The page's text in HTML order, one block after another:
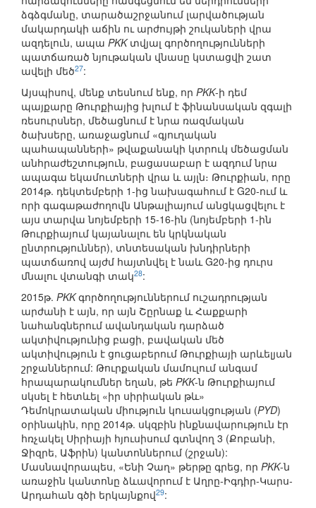
ձգձգմանը, տարածաշրջանում լարվածության
մակարդակի աճին ու արժույթի շուկաների վրա
ազդելուն, ապա PKKտվյալ գործողությունների
պատճառած նյութական վնասը կստացվի շատ
ավելի մեծ27:
Այսպիսով, մենք տեսնում ենք, որ PKK-ի դեմ
պայքարը Թուրքիայից խլում է ֆինանսական զգալի
ռեսուրսներ, մեծացնում է նրա ռազմական
ծախսերը, առաջացնում «գյուղական
պահապանների» թվաքանակի կտրուկ մեծացման
անհրաժեշտություն, բացասաբար է ազդում նրա
ապագա եկամուտների վրա և այլն։ Թուրքիան, որը
2014թ. դեկտեմբերի 1-ից նախագահում է G20-ում և
որի գագաթաժողովն Անթալիայում անցկացվելու է
այս տարվա նոյեմբերի 15-16-ին (նոյեմբերի 1-ին
Թուրքիայում կայանալու են կրկնական
ընտրություններ), տնտեսական խնդիրների
պատճառով այժմ հայտնվել է նաև G20-ից դուրս
մնալու վտանգի տակ28:
2015թ. PKKգործողություններում ուշադրության
արժանի է այն, որ այն Շըրնաք և Հաքքարի
նահանգներում ավանդական դարձած
ակտիվությունից բացի, բավական մեծ
ակտիվություն է ցուցաբերում Թուրքիայի արևելյան
շրջաններում: Թուրքական մամուլում անգամ
հրապարակումներ եղան, թե PKK-ն Թուրքիայում
սկսել է հետևել «իր սիրիական թև»
Դեմոկրատական միություն կուսակցության (PYD)
օրինակին, որը 2014թ. սկզբին ինքնավարություն էր
հռչակել Սիրիայի հյուսիսում գտնվող 3 (Քոբանի,
Ջիզրե, Աֆրին) կանտոններում (շրջան):
Մասնավորապես, «Ենի Չաղ» թերթը գրեց, որ PKK-ն
առաջին կանտոնը ձևավորում է Աղրը-Իգդիր-Կարս-
Արդահան գծի երկայնքով29: